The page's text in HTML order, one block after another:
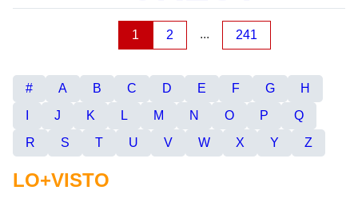
1 2 ... 241
# A B C D E F G
H
J K L M N O P
Q
R
S T U V W X Y Z
LO+VISTO